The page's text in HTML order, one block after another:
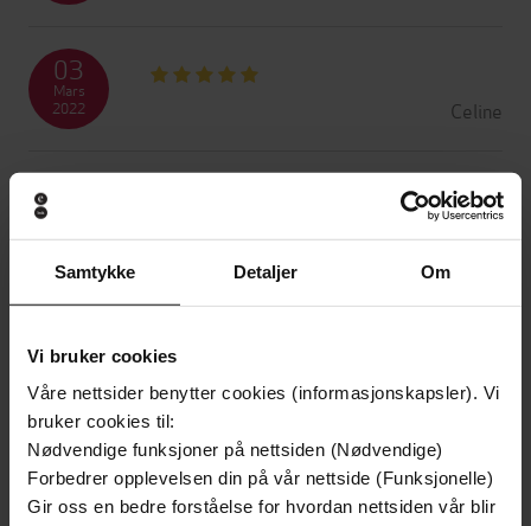
Samtykke Detaljer Om
Vi bruker cookies
Våre nettsider benytter cookies (informasjonskapsler). Vi
bruker cookies til:
Nødvendige funksjoner på nettsiden (Nødvendige)
Forbedrer opplevelsen din på vår nettside (Funksjonelle)
Gir oss en bedre forståelse for hvordan nettsiden vår blir
Celine
03
Mars
2022
Henning
18
2022
Svein
01
Januar
2022